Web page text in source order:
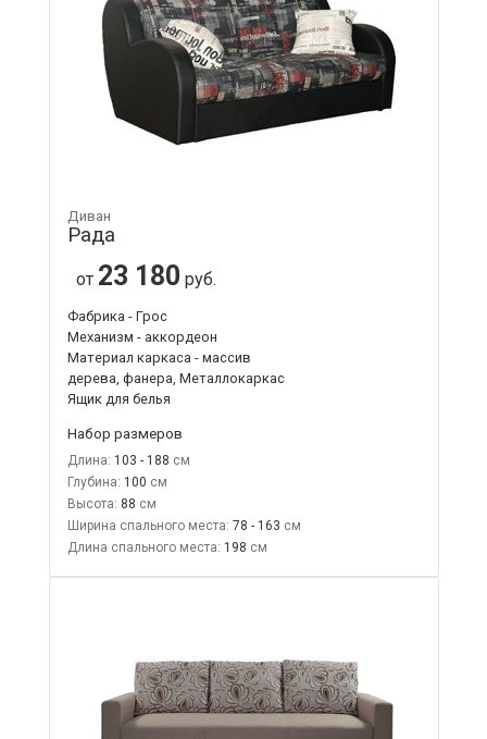
Диван
Рада
от 23 180 руб.
Фабрика - Грос
Механизм - аккордеон
Материал каркаса - массив
дерева, фанера, Металлокаркас
Ящик для белья
Набор размеров
Длина: 103 - 188
Глубина: 100
Высота: 88
Ширина спального места: 78 - 163
Длина спального места: 198